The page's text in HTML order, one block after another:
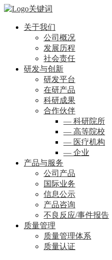
关于我们
公司概况
发展历程
社会责任
研发与创新
研发平台
在研产品
科研成果
合作伙伴
— 科研院所
— 高等院校
— 医疗机构
— 企业
产品与服务
公司产品
国际业务
信息公示
产品咨询
不良反应/事件报告
质量管理
质量管理体系
质量认证